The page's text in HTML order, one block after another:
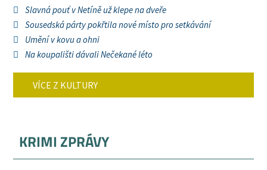
Slavná pouť v Netíně už klepe na dveře
Sousedská párty pokřtila nové místo pro setkávání
Umění v kovu a ohni
Na koupališti dávali Nečekané léto
VÍCE Z KULTURY
KRIMI ZPRÁVY